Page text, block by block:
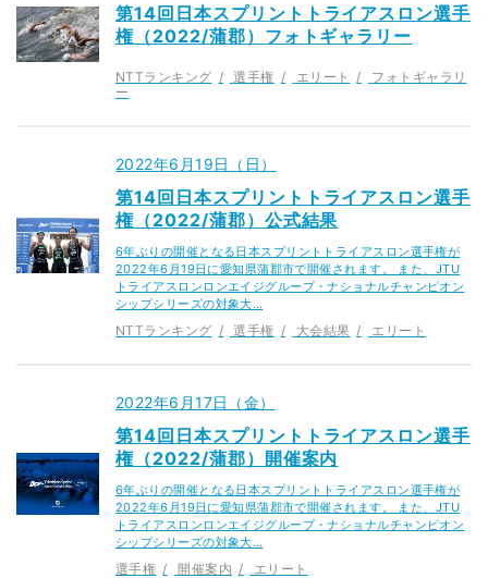
第14回日本スプリントトライアスロン選手
権（2022/蒲郡）フォトギャラリー
NTTランキング 選手権 エリート
フォトギャラリ
ー
2022年6月19日（日）
第14回日本スプリントトライアスロン選手
権（2022/蒲郡）公式結果
6年ぶりの開催となる日本スプリントトライアスロン選手権が
2022年6月19日に愛知県蒲郡市で開催されます。 また、JTU
トライアスロンロンエイジグループ・ナショナルチャンピオン
シップシリーズの対象大…
NTTランキング 選手権 大会結果 エリート
2022年6月17日（金）
第14回日本スプリントトライアスロン選手
権（2022/蒲郡）開催案内
6年ぶりの開催となる日本スプリントトライアスロン選手権が
2022年6月19日に愛知県蒲郡市で開催されます。 また、JTU
トライアスロンロンエイジグループ・ナショナルチャンピオン
シップシリーズの対象大…
選手権 開催案内 エリート